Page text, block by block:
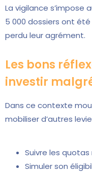
La vigilance s’impose
5 000 dossiers ont
perdu leur agrément.
Les bons
investir
Dans ce contexte
mobiliser d’autres
Suivre les
Simuler son